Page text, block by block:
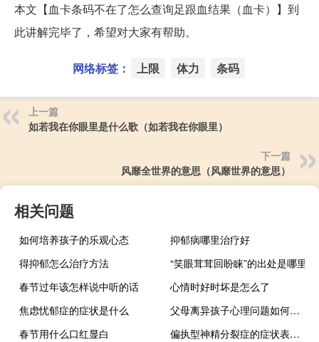
本文【血卡条码不在了怎么查询足跟血结果（血卡）】到
此讲解完毕了，希望对大家有帮助。
网络标签： 上限 体力 条码
上一篇
如若我在你眼里是什么歌（如若我在你眼里）
下一篇
风靡全世界的意思（风靡世界的意思）
相关问题
如何培养孩子的乐观心态
抑郁病哪里治疗好
得抑郁怎么治疗方法
“笑眼茸茸回盼睐”的出处是哪里
春节过年该怎样说中听的话
心情时好时坏是怎么了
焦虑忧郁症的症状是什么
父母离异孩子心理问题如何调节
春节用什么口红显白
偏执型神精分裂症的症状表现有哪些